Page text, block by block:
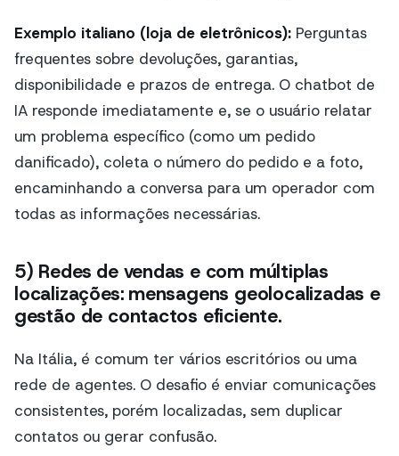
Exemplo italiano (loja de eletrônicos): Perguntas
frequentes sobre devoluções, garantias,
disponibilidade e prazos de entrega. O chatbot de
IA responde imediatamente e, se o usuário relatar
um problema específico (como um pedido
danificado), coleta o número do pedido e a foto,
encaminhando a conversa para um operador com
todas as informações necessárias.
5) Redes de vendas e com múltiplas
localizações: mensagens geolocalizadas e
gestão de contactos eficiente.
Na Itália, é comum ter vários escritórios ou uma
rede de agentes. O desafio é enviar comunicações
consistentes, porém localizadas, sem duplicar
contatos ou gerar confusão.